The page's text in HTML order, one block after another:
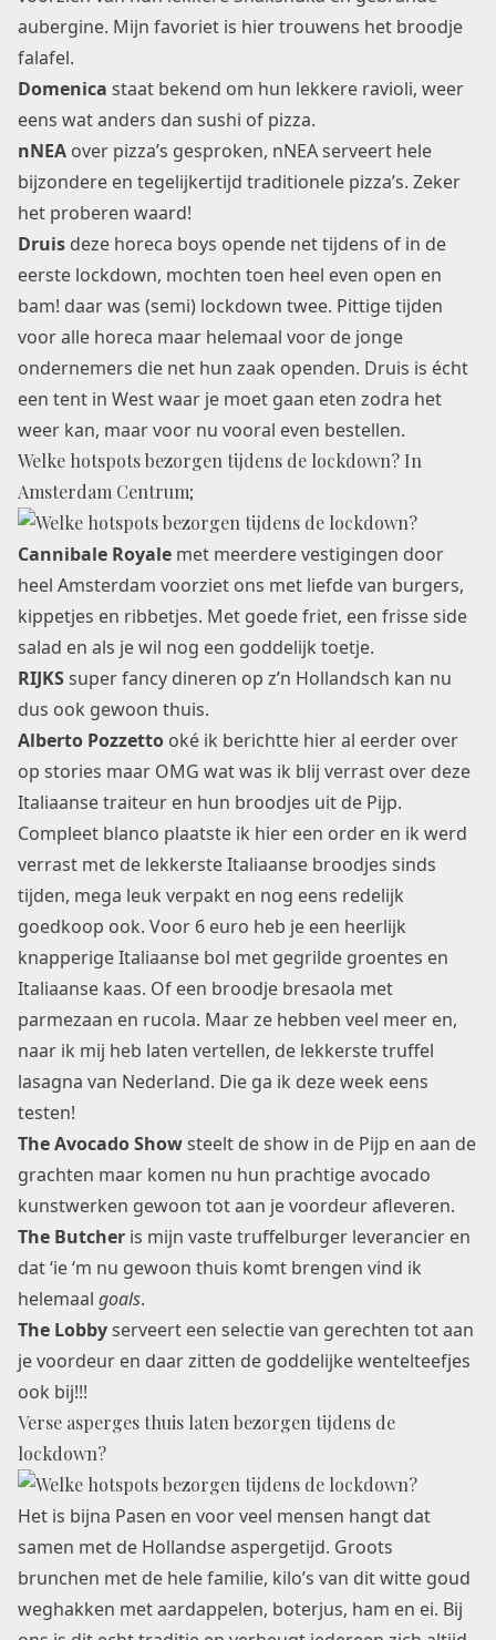
aubergine. Mijn favoriet is hier trouwens het broodje
falafel.
Domenica staat bekend om hun lekkere ravioli, weer
eens wat anders dan sushi of pizza.
nNEA over pizza’s gesproken, nNEA serveert hele
bijzondere en tegelijkertijd traditionele pizza’s. Zeker
het proberen waard!
Druis deze horeca boys opende net tijdens of in de
eerste lockdown, mochten toen heel even open en
bam! daar was (semi) lockdown twee. Pittige tijden
voor alle horeca maar helemaal voor de jonge
ondernemers die net hun zaak openden. Druis is écht
een tent in West waar je moet gaan eten zodra het
weer kan, maar voor nu vooral even bestellen.
Welke hotspots bezorgen tijdens de lockdown? In
Amsterdam Centrum;
Cannibale Royale met meerdere vestigingen door
heel Amsterdam voorziet ons met liefde van burgers,
kippetjes en ribbetjes. Met goede friet, een frisse side
salad en als je wil nog een goddelijk toetje.
RIJKSsuper fancy dineren op z’n Hollandsch kan nu
dus ook gewoon thuis.
Alberto Pozzetto oké ik berichtte hier al eerder over
op stories maar OMG wat was ik blij verrast over deze
Italiaanse traiteur en hun broodjes uit de Pijp.
Compleet blanco plaatste ik hier een order en ik werd
verrast met de lekkerste Italiaanse broodjes sinds
tijden, mega leuk verpakt en nog eens redelijk
goedkoop ook. Voor 6 euro heb je een heerlijk
knapperige Italiaanse bol met gegrilde groentes en
Italiaanse kaas. Of een broodje bresaola met
parmezaan en rucola. Maar ze hebben veel meer en,
naar ik mij heb laten vertellen, de lekkerste truffel
lasagna van Nederland. Die ga ik deze week eens
testen!
The Avocado Showsteelt de show in de Pijp en aan de
grachten maar komen nu hun prachtige avocado
kunstwerken gewoon tot aan je voordeur afleveren.
The Butcher is mijn vaste truffelburger leverancier en
dat ‘ie ‘m nu gewoon thuis komt brengen vind ik
helemaal goals.
The Lobbyserveert een selectie van gerechten tot aan
je voordeur en daar zitten de goddelijke wentelteefjes
ook bij!!!
Verse asperges thuis laten bezorgen tijdens de
lockdown?
Het is bijna Pasen en voor veel mensen hangt dat
samen met de Hollandse aspergetijd. Groots
brunchen met de hele familie, kilo’s van dit witte goud
weghakken met aardappelen, boterjus, ham en ei. Bij